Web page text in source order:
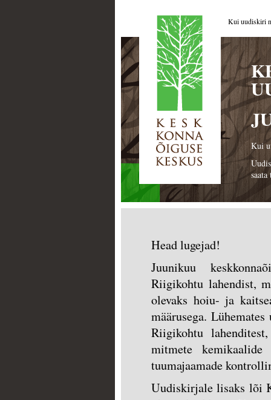
Kui uudiskiri
Kui
Head lugejad!
Juunikuu
Riigikohtu lahendist,
olevaks hoiu- ja
määrusega.
Riigikohtu
mitmete
tuumajaamade
Uudiskirjale lisaks lõi